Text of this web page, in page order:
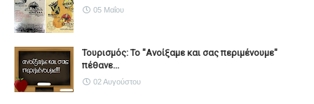
05 Μαΐου
Τουρισμός: Το "Ανοίξαμε και σας περιμένουμε"
πέθανε...
02 Αυγούστου